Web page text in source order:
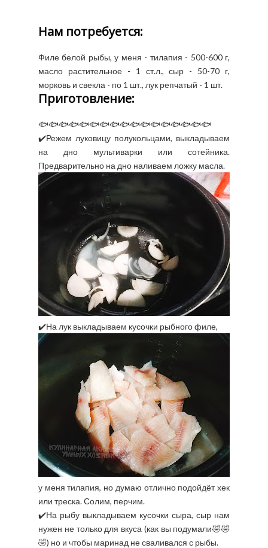
Нам потребуется:
Филе белой рыбы, у меня - тилапия - 500-600 г,
масло растительное - 1 ст.л., сыр - 50-70 г,
морковь и свекла - по 1 шт., лук репчатый - 1 шт.
Приготовление:
🐟🐟🐟🐟🐟🐟🐟🐟🐟🐟🐟🐟🐟🐟🐟🐟🐟
✔️Режем луковицу полукольцами, выкладываем
на дно мультиварки или сотейника.
Предварительно на дно наливаем ложку масла.
✔️На лук выкладываем кусочки рыбного филе,
у меня тилапия, но думаю отлично подойдёт хек
или треска. Солим, перчим.
✔️На рыбу выкладываем кусочки сыра, сыр нам
нужен не только для вкуса (как вы подумали🤣🤣
🤣) но и чтобы маринад не сваливался с рыбы.